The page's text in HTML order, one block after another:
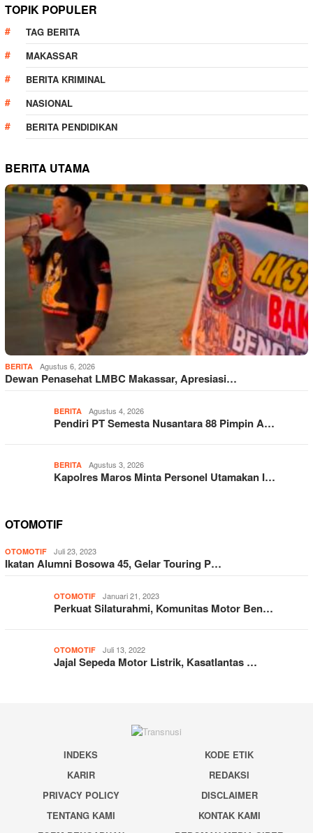
TOPIK POPULER
TAG BERITA
MAKASSAR
BERITA KRIMINAL
NASIONAL
BERITA PENDIDIKAN
BERITA UTAMA
BERITA Agustus 6, 2026
Dewan Penasehat LMBC Makassar, Apresiasi…
BERITA Agustus 4, 2026
Pendiri PT Semesta Nusantara 88 Pimpin A…
BERITA Agustus 3, 2026
Kapolres Maros Minta Personel Utamakan I…
OTOMOTIF
OTOMOTIF Juli 23, 2023
Ikatan Alumni Bosowa 45, Gelar Touring P…
OTOMOTIF Januari 21, 2023
Perkuat Silaturahmi, Komunitas Motor Ben…
OTOMOTIF Juli 13, 2022
Jajal Sepeda Motor Listrik, Kasatlantas …
INDEKS
KODE ETIK
KARIR
REDAKSI
PRIVACY POLICY
DISCLAIMER
TENTANG KAMI
KONTAK KAMI